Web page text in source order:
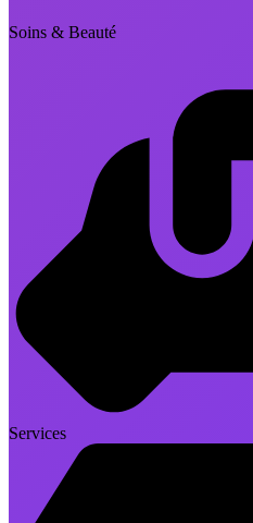
Soins & Beauté
Services